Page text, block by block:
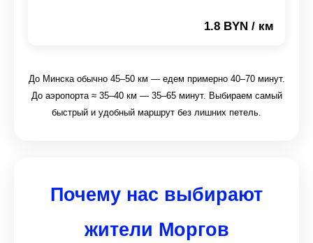
1.8 BYN / км
До Минска обычно 45–50 км — едем примерно 40–70 минут.
До аэропорта ≈ 35–40 км — 35–65 минут. Выбираем самый
быстрый и удобный маршрут без лишних петель.
Почему нас выбирают
жители Моргов